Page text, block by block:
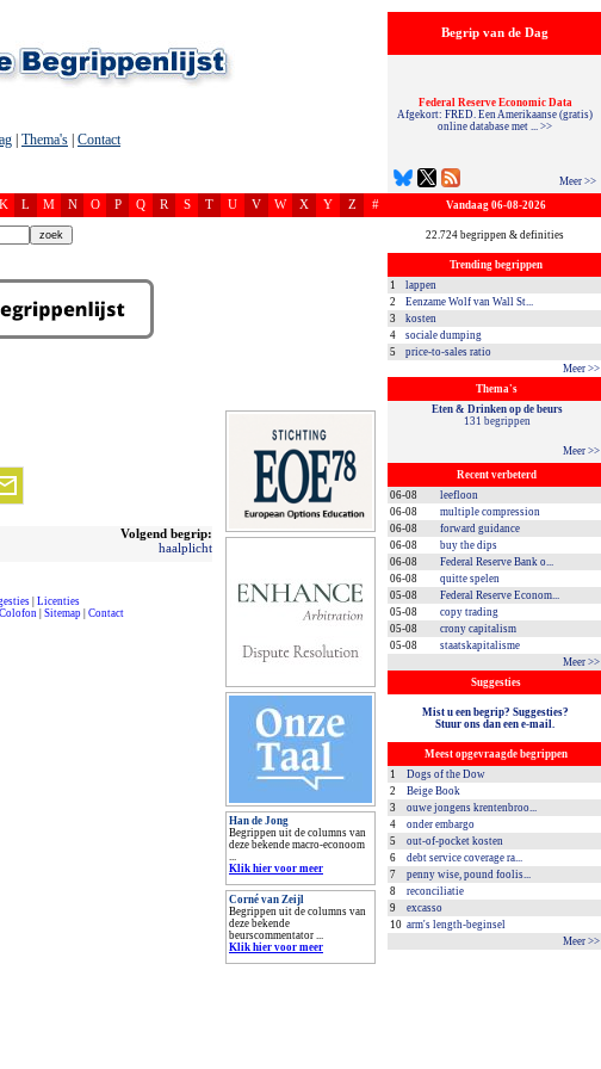
Thema's Contact
K L M N O P Q R S T U V W X Y Z #
Begrip van de Dag
Meer >>
Federal Reserve Economic Data
Afgekort: FRED. Een Amerikaanse (gratis)
online database met ... >>
Vandaag 06-08-2026
22.724 begrippen & definities
Trending begrippen
1
lappen
2
Eenzame Wolf van Wall St...
3
kosten
4
sociale dumping
5
price-to-sales ratio
Meer >>
Thema's
Eten & Drinken op de beurs
131 begrippen
Meer >>
Recent verbeterd
06-08
leefloon
06-08
multiple compression
06-08
forward guidance
06-08
buy the dips
06-08
Federal Reserve Bank o...
06-08
quitte spelen
05-08
Federal Reserve Econom...
05-08
copy trading
05-08
crony capitalism
05-08
staatskapitalisme
Meer >>
Suggesties
Mist u een begrip? Suggesties?
Stuur ons dan een e-mail.
Meest opgevraagde begrippen
1
Dogs of the Dow
2
Beige Book
3
ouwe jongens krentenbroo...
4
onder embargo
5
out-of-pocket kosten
6
debt service coverage ra...
7
penny wise, pound foolis...
8
reconciliatie
9
excasso
10 arm's length-beginsel
Meer >>
Volgend begrip:
haalplicht
| Licenties
Colofon| Sitemap| Contact
Han de Jong
Begrippen uit de columns van
deze bekende macro-econoom
...
Klik hier voor meer
Corné van Zeijl
Begrippen uit de columns van
deze bekende
beurscommentator ...
Klik hier voor meer